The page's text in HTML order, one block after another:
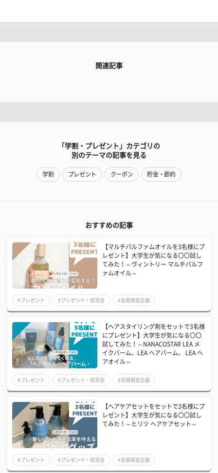
関連記事
「学割・プレゼント」カテゴリの
別のテーマの記事を見る
学割 プレゼント クーポン 貯金・節約
おすすめの記事
【マルチパルファムオイルを3名様にプ
レゼント】大学生が気になる〇〇試し
てみた！～ヴィントリー マルチパルフ
ァムオイル～
#プレゼント #プレゼント・試写会 #会員限定企画
【ヘアスタイリング剤をセットで3名様
にプレゼント】大学生が気になる〇〇
試してみた！～NANACOSTAR LEA メ
イクバーム、LEA ヘアバーム、 LEA ヘ
アオイル～
#プレゼント #プレゼント・試写会 #会員限定企画
【ヘアケアセットをセットで3名様にプ
レゼント】大学生が気になる〇〇試し
てみた！～ヒリツ ヘアケアセット～
#プレゼント #プレゼント・試写会 #会員限定企画